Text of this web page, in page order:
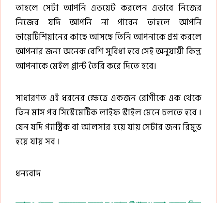
তাহলে সেটা আপনি এভয়েট করলেন এভাবে নিজের
নিজের যদি আপনি না পারেন তাহলে আপনি
ডায়েটিশিয়ানের কাছে আসছে তিনি আপনাকে প্রশ্ন করলে
আপনার জন্য অনেক বেশি সুবিধা হবে সেই অনুযায়ী কিন্তু
আপনাকে মেইল প্লান্ট তৈরি করে দিতে হবে।
সাধারণত এই ধরনের ক্ষেত্রে একজন রোগীকে এক থেকে
তিন মাস পর সিস্টেমেটিক লাইফ স্টাইল মেনে চলতে হবে ।
যেন যদি গ্যাস্ট্রিক বা আলসার হয়ে যায় সেটার জন্য রিমুভ
হয়ে যায় সব ।
ধন্যবাদ